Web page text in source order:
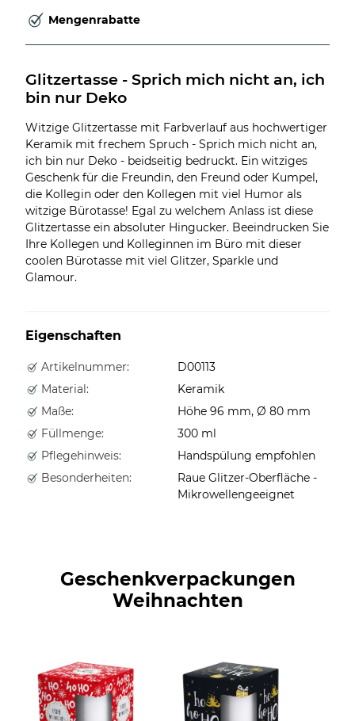
Mengenrabatte
Glitzertasse - Sprich mich nicht an, ich
bin nur Deko
Witzige Glitzertasse mit Farbverlauf aus hochwertiger
Keramik mit frechem Spruch - Sprich mich nicht an,
ich bin nur Deko - beidseitig bedruckt. Ein witziges
Geschenk für die Freundin, den Freund oder Kumpel,
die Kollegin oder den Kollegen mit viel Humor als
witzige Bürotasse! Egal zu welchem Anlass ist diese
Glitzertasse ein absoluter Hingucker. Beeindrucken Sie
Ihre Kollegen und Kolleginnen im Büro mit dieser
coolen Bürotasse mit viel Glitzer, Sparkle und
Glamour.
Eigenschaften
Artikelnummer:
D00113
Material:
Keramik
Maße:
Höhe 96 mm, Ø 80 mm
Füllmenge:
300 ml
Pflegehinweis:
Handspülung empfohlen
Besonderheiten:
Raue Glitzer-Oberfläche -
Mikrowellengeeignet
Geschenkverpackungen
Weihnachten